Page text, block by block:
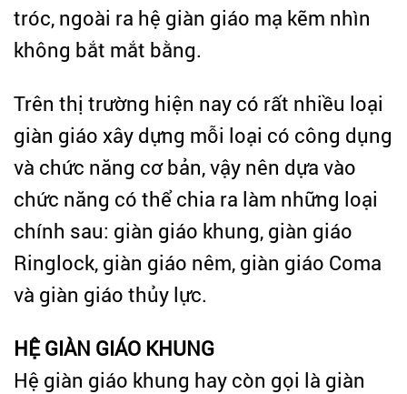
tróc, ngoài ra hệ giàn giáo mạ kẽm nhìn
không bắt mắt bằng.
Trên thị trường hiện nay có rất nhiều loại
giàn giáo xây dựng mỗi loại có công dụng
và chức năng cơ bản, vậy nên dựa vào
chức năng có thể chia ra làm những loại
chính sau: giàn giáo khung, giàn giáo
Ringlock, giàn giáo nêm, giàn giáo Coma
và giàn giáo thủy lực.
HỆ GIÀN GIÁO KHUNG
Hệ giàn giáo khung hay còn gọi là giàn